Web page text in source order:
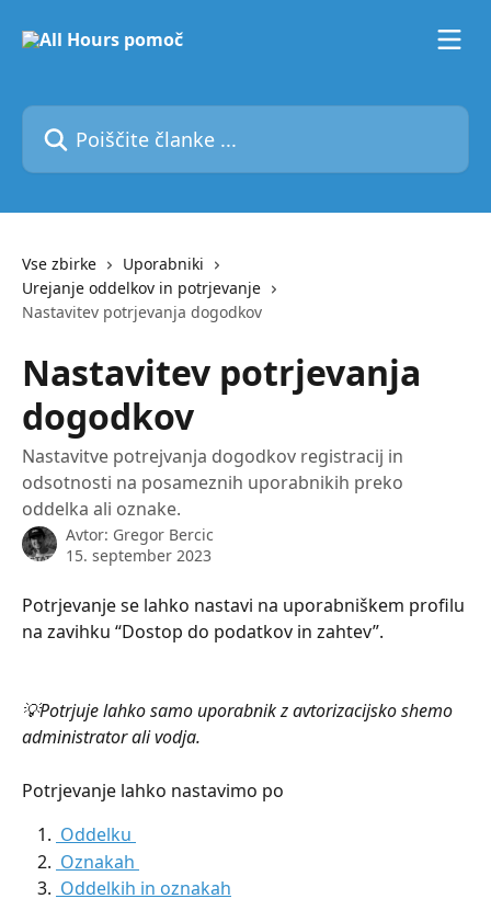
Poiščite članke ...
Vse zbirke
Uporabniki
Urejanje oddelkov in potrjevanje
Nastavitev potrjevanja dogodkov
Nastavitev potrjevanja
dogodkov
Nastavitve potrejvanja dogodkov registracij in
odsotnosti na posameznih uporabnikih preko
oddelka ali oznake.
Avtor: Gregor Bercic
15. september 2023
Potrjevanje se lahko nastavi na uporabniškem profilu
na zavihku “Dostop do podatkov in zahtev”.
💡Potrjuje lahko samo uporabnik z avtorizacijsko shemo
administrator ali vodja.
Potrjevanje lahko nastavimo po
Oddelku
Oznakah
Oddelkih in oznakah